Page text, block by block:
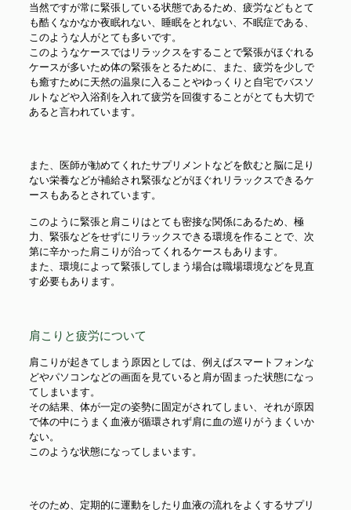
当然ですが常に緊張している状態であるため、疲労などもとて
も酷くなかなか夜眠れない、睡眠をとれない、不眠症である、
このような人がとても多いです。
このようなケースではリラックスをすることで緊張がほぐれる
ケースが多いため体の緊張をとるために、また、疲労を少しで
も癒すために天然の温泉に入ることやゆっくりと自宅でバスソ
ルトなどや入浴剤を入れて疲労を回復することがとても大切で
あると言われています。
また、医師が勧めてくれたサプリメントなどを飲むと脳に足り
ない栄養などが補給され緊張などがほぐれリラックスできるケ
ースもあるとされています。
このように緊張と肩こりはとても密接な関係にあるため、極
力、緊張などをせずにリラックスできる環境を作ることで、次
第に辛かった肩こりが治ってくれるケースもあります。
また、環境によって緊張してしまう場合は職場環境などを見直
す必要もあります。
肩こりと疲労について
肩こりが起きてしまう原因としては、例えばスマートフォンな
どやパソコンなどの画面を見ていると肩が固まった状態になっ
てしまいます。
その結果、体が一定の姿勢に固定がされてしまい、それが原因
で体の中にうまく血液が循環されず肩に血の巡りがうまくいか
ない。
このような状態になってしまいます。
そのため、定期的に運動をしたり血液の流れをよくするサプリ